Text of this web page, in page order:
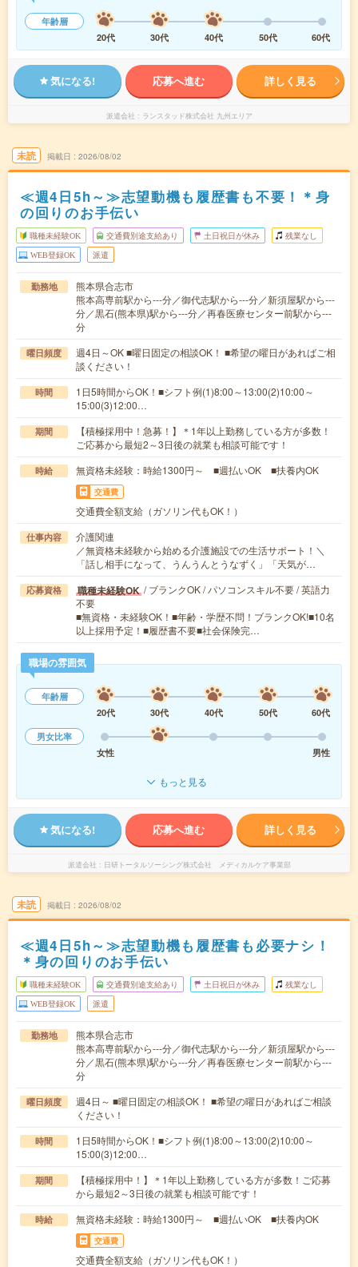
年齢層
20代
30代 40代 50代 60代
気になる! 応募へ進む 詳しく見る
派遣会社 ランスタッド株式会社 九州エリア
未読 掲載日 2026/08/02
≪週4日5h～≫志望動機も履歴書も不要！＊身
の回りのお手伝い
職種未経験OK 交通費別途支給あり 土日祝日が休み 残業なし
WEB登録OK 派遣
勤務地
熊本県合志市
熊本高専前駅から---分／御代志駅から---分／新須屋駅から---
分／黒石(熊本県)駅から---分／再春医療センター前駅から---
分
曜日頻度
週4日～OK ■曜日固定の相談OK！ ■希望の曜日があればご相
談ください！
時間
1日5時間からOK！■シフト例(1)8:00～13:00(2)10:00～
15:00(3)12:00…
期間
【積極採用中！急募！】＊1年以上勤務している方が多数！
ご応募から最短2～3日後の就業も相談可能です！
時給 無資格未経験：時給1300円～ ■週払いOK ■扶養内OK
交通費
交通費全額支給（ガソリン代もOK！）
仕事内容
介護関連
／無資格未経験から始める介護施設での生活サポート！＼
「話し相手になって、うんうんとうなずく」「天気が…
応募資格 職種未経験OK / ブランクOK / パソコンスキル不要 / 英語力
不要
■無資格・未経験OK！■年齢・学歴不問！ブランクOK!■10名
以上採用予定！■履歴書不要■社会保険完…
職場の雰囲気
年齢層
20代
30代 40代 50代
60代
男女比率
女性
男性
もっと見る
気になる! 応募へ進む 詳しく見る
派遣会社 日研トータルソーシング株式会社 メディカルケア事業部
未読 掲載日 2026/08/02
≪週4日5h～≫志望動機も履歴書も必要ナシ！
＊身の回りのお手伝い
職種未経験OK 交通費別途支給あり 土日祝日が休み 残業なし
WEB登録OK 派遣
勤務地
熊本県合志市
熊本高専前駅から---分／御代志駅から---分／新須屋駅から---
分／黒石(熊本県)駅から---分／再春医療センター前駅から---
分
曜日頻度
週4日～ ■曜日固定の相談OK！ ■希望の曜日があればご相談
ください！
時間
1日5時間からOK！■シフト例(1)8:00～13:00(2)10:00～
15:00(3)12:00…
期間
【積極採用中！】＊1年以上勤務している方が多数！ご応募
から最短2～3日後の就業も相談可能です！
時給 無資格未経験：時給1300円～ ■週払いOK ■扶養内OK
交通費
交通費全額支給（ガソリン代もOK！）